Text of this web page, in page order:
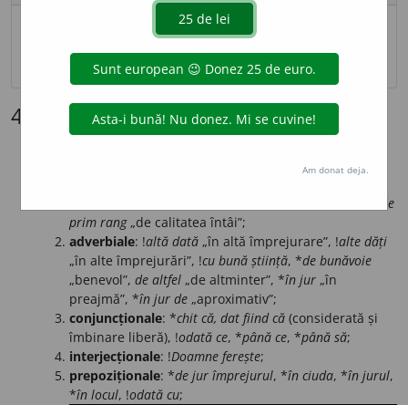
4.3. Scrierea locuțiunilor
Note
4.3. Scrierea locuțiunilor
de grupurile libere de cuvinte.
de
prim rang„de calitatea întâi”;
adverbiale: !altă dată „în altă împrejurare”, !alte dăți
„în alte împrejurări”, !cu bună știință, *de bunăvoie
„benevol”, de altfel „de altminter”, *în jur „în
preajmă”, *în jur de „aproximativ”;
conjuncționale: *chit că, dat fiind că (considerată și
îmbinare liberă), !odată ce, *până ce, *până să;
interjecționale: !Doamne ferește;
prepoziționale: *de jur împrejurul, *în ciuda, *în jurul,
*în locul, !odată cu;
Am donat deja.